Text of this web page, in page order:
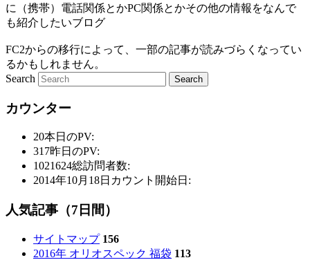
に（携帯）電話関係とかPC関係とかその他の情報をなんで
も紹介したいブログ
FC2からの移行によって、一部の記事が読みづらくなってい
るかもしれません。
Search
カウンター
20本日のPV:
317昨日のPV:
1021624総訪問者数:
2014年10月18日 カウント開始日:
人気記事（7日間）
サイトマップ 156
2016年 オリオスペック 福袋 113